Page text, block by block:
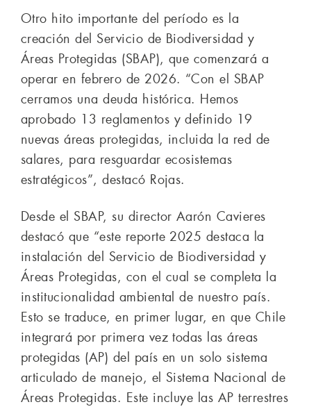
Otro hito importante del período es la
creación del Servicio de Biodiversidad y
Áreas Protegidas (SBAP), que comenzará a
operar en febrero de 2026. “Con el SBAP
cerramos una deuda histórica. Hemos
aprobado 13 reglamentos y definido 19
nuevas áreas protegidas, incluida la red de
salares, para resguardar ecosistemas
estratégicos”, destacó Rojas.
Desde el SBAP, su director Aarón Cavieres
destacó que “este reporte 2025 destaca la
instalación del Servicio de Biodiversidad y
Áreas Protegidas, con el cual se completa la
institucionalidad ambiental de nuestro país.
Esto se traduce, en primer lugar, en que Chile
integrará por primera vez todas las áreas
protegidas (AP) del país en un solo sistema
articulado de manejo, el Sistema Nacional de
Áreas Protegidas. Este incluye las AP terrestres